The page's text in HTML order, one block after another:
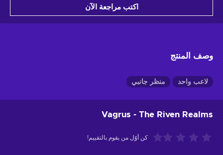
اكتب مراجعة الآن
وصف المنتج
لاعب واحد منظر جانبي
Vagrus - The Riven Realms
كن أوّل من يقوم بالتقييم!